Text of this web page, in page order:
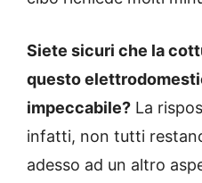
Siete sicuri che la
questo
impeccabile? La
infatti, non tutti
adesso ad un altro